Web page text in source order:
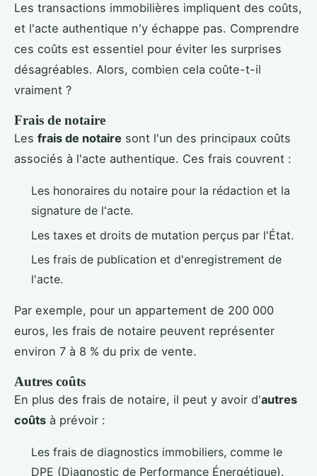
Les transactions immobilières impliquent des coûts,
et l'acte authentique n'y échappe pas. Comprendre
ces coûts est essentiel pour éviter les surprises
désagréables. Alors, combien cela coûte-t-il
vraiment ?
Frais de notaire
Les frais de notaire sont l'un des principaux coûts
associés à l'acte authentique. Ces frais couvrent :
Les honoraires du notaire pour la rédaction et la
signature de l'acte.
Les taxes et droits de mutation perçus par l'État.
Les frais de publication et d'enregistrement de
l'acte.
Par exemple, pour un appartement de 200 000
euros, les frais de notaire peuvent représenter
environ 7 à 8 % du prix de vente.
Autres coûts
En plus des frais de notaire, il peut y avoir d'autres
coûts à prévoir :
Les frais de diagnostics immobiliers, comme le
DPE (Diagnostic de Performance Énergétique).